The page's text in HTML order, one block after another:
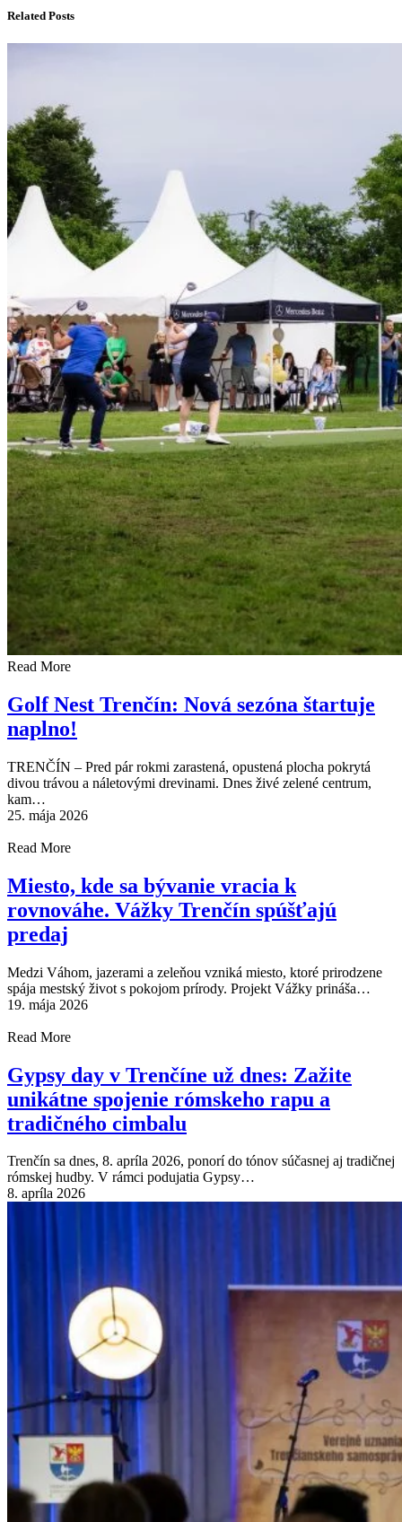
Related Posts
Read More
Golf Nest Trenčín: Nová sezóna štartuje
naplno!
TRENČÍN – Pred pár rokmi zarastená, opustená plocha pokrytá
divou trávou a náletovými drevinami. Dnes živé zelené centrum,
kam…
25. mája 2026
Read More
Miesto, kde sa bývanie vracia k
rovnováhe. Vážky Trenčín spúšťajú
predaj
Medzi Váhom, jazerami a zeleňou vzniká miesto, ktoré prirodzene
spája mestský život s pokojom prírody. Projekt Vážky prináša…
19. mája 2026
Read More
Gypsy day v Trenčíne už dnes: Zažite
unikátne spojenie rómskeho rapu a
tradičného cimbalu
Trenčín sa dnes, 8. apríla 2026, ponorí do tónov súčasnej aj tradičnej
rómskej hudby. V rámci podujatia Gypsy…
8. apríla 2026